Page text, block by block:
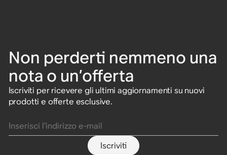
Non perderti nemmeno una
nota o un’offerta
Iscriviti per ricevere gli ultimi aggiornamenti su nuovi
prodotti e offerte esclusive.
Iscriviti